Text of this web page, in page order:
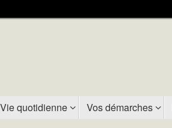
Vie quotidienne Vos démarches